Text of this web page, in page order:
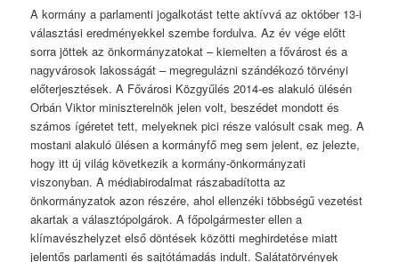
A kormány a parlamenti jogalkotást tette aktívvá az október 13-i
választási eredményekkel szembe fordulva. Az év vége előtt
sorra jöttek az önkormányzatokat – kiemelten a fővárost és a
nagyvárosok lakosságát – megregulázni szándékozó törvényi
előterjesztések. A Fővárosi Közgyűlés 2014-es alakuló ülésén
Orbán Viktor miniszterelnök jelen volt, beszédet mondott és
számos ígéretet tett, melyeknek pici része valósult csak meg. A
mostani alakuló ülésen a kormányfő meg sem jelent, ez jelezte,
hogy itt új világ következik a kormány-önkormányzati
viszonyban. A médiabirodalmat rászabadította az
önkormányzatok azon részére, ahol ellenzéki többségű vezetést
akartak a választópolgárok. A főpolgármester ellen a
klímavészhelyzet első döntések közötti meghirdetése miatt
jelentős parlamenti és sajtótámadás indult. Salátatörvények